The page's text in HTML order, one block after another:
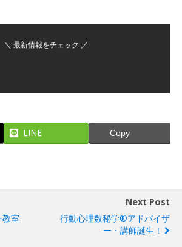
＼ 最新情報をチェック ／
LINE Copy
室
Next Post
行動心理数秘学®アドバイザ
ー・講師誕生！